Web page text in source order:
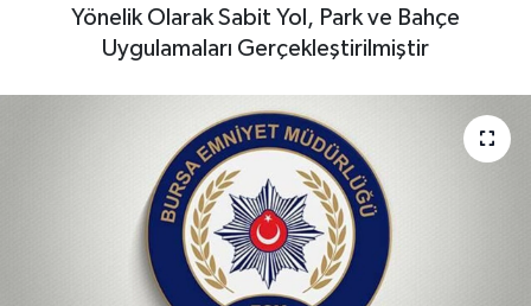
Yönelik Olarak Sabit Yol, Park ve Bahçe
Uygulamaları Gerçekleştirilmiştir
Bilim, Teknoloji